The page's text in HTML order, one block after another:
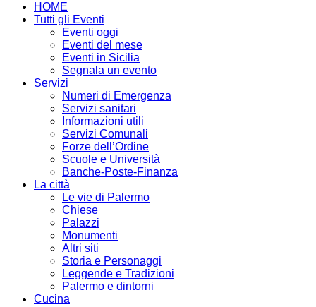
HOME
Tutti gli Eventi
Eventi oggi
Eventi del mese
Eventi in Sicilia
Segnala un evento
Servizi
Numeri di Emergenza
Servizi sanitari
Informazioni utili
Servizi Comunali
Forze dell’Ordine
Scuole e Università
Banche-Poste-Finanza
La città
Le vie di Palermo
Chiese
Palazzi
Monumenti
Altri siti
Storia e Personaggi
Leggende e Tradizioni
Palermo e dintorni
Cucina